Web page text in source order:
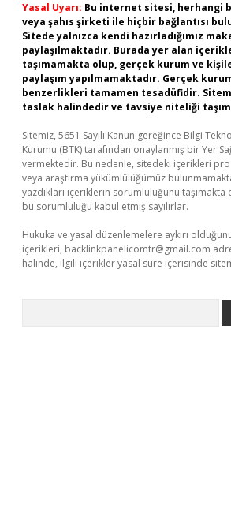
Yasal Uyarı: Bu internet sitesi, herhangi
veya şahıs şirketi ile hiçbir bağlantısı
Sitede yalnızca kendi hazırladığımız
paylaşılmaktadır. Burada yer alan
taşımamakta olup, gerçek kurum ve
paylaşım yapılmamaktadır. Gerçek
benzerlikleri tamamen tesadüfidir.
taslak halindedir ve tavsiye niteliği
Sitemiz, 5651 Sayılı Kanun gereğince Bilgi
Kurumu (BTK) tarafından onaylanmış bir Yer
vermektedir. Bu nedenle, sitedeki içerikleri
veya araştırma yükümlülüğümüz
yazdıkları içeriklerin sorumluluğunu
bu sorumluluğu kabul etmiş sayılırlar.
Hukuka ve yasal düzenlemelere aykırı
içerikleri, backlinkpanelicomtr@gmail.com
halinde, ilgili içerikler yasal süre içerisinde